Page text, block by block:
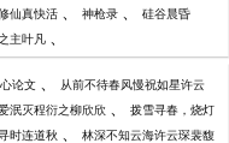
仙真快活 、 神枪录 、 硅谷晨昏
主叶凡 、
论文 、 从前不待春风慢祝如星许云
爱泯灭程衍之柳欣欣 、 拨雪寻春，烧灯
时连道秋 、 林深不知云海许云琛裴馥